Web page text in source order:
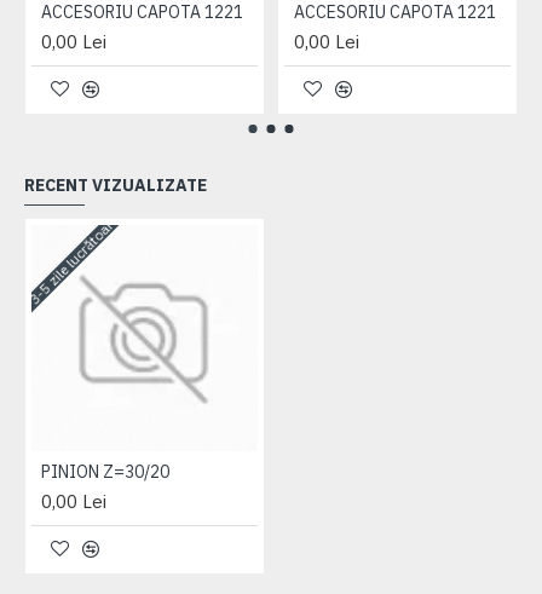
ACCESORIU CAPOTA 1221
0,00 Lei
ACCESORIU CAPOTA 1221
0,00 Lei
RECENT VIZUALIZATE
3-5 zile lucrătoare
PINION Z=30/20
0,00 Lei